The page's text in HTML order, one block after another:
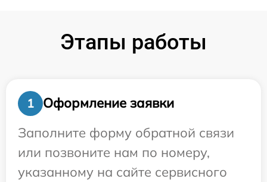
Этапы работы
1
Оформление заявки
Заполните форму обратной связи
или позвоните нам по номеру,
указанному на сайте сервисного